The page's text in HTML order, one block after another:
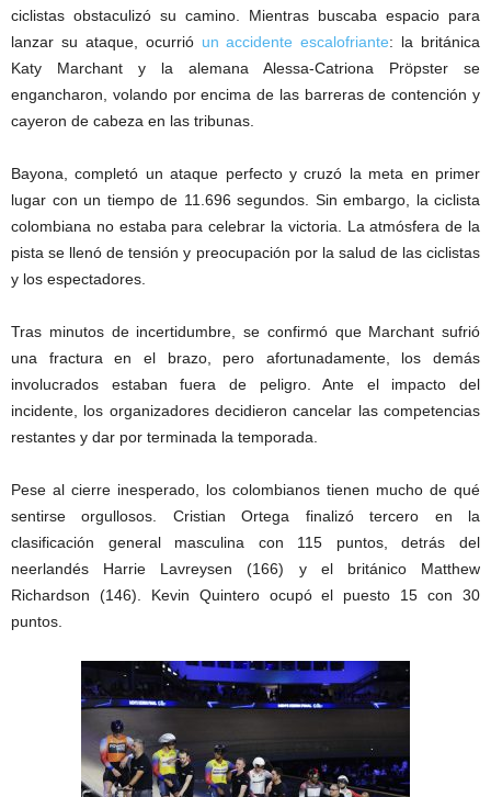
ciclistas obstaculizó su camino. Mientras buscaba espacio para
lanzar su ataque, ocurrió un accidente escalofriante: la británica
Katy Marchant y la alemana Alessa-Catriona Pröpster se
engancharon, volando por encima de las barreras de contención y
cayeron de cabeza en las tribunas.
Bayona, completó un ataque perfecto y cruzó la meta en primer
lugar con un tiempo de 11.696 segundos. Sin embargo, la ciclista
colombiana no estaba para celebrar la victoria. La atmósfera de la
pista se llenó de tensión y preocupación por la salud de las ciclistas
y los espectadores.
Tras minutos de incertidumbre, se confirmó que Marchant sufrió
una fractura en el brazo, pero afortunadamente, los demás
involucrados estaban fuera de peligro. Ante el impacto del
incidente, los organizadores decidieron cancelar las competencias
restantes y dar por terminada la temporada.
Pese al cierre inesperado, los colombianos tienen mucho de qué
sentirse orgullosos. Cristian Ortega finalizó tercero en la
clasificación general masculina con 115 puntos, detrás del
neerlandés Harrie Lavreysen (166) y el británico Matthew
Richardson (146). Kevin Quintero ocupó el puesto 15 con 30
puntos.